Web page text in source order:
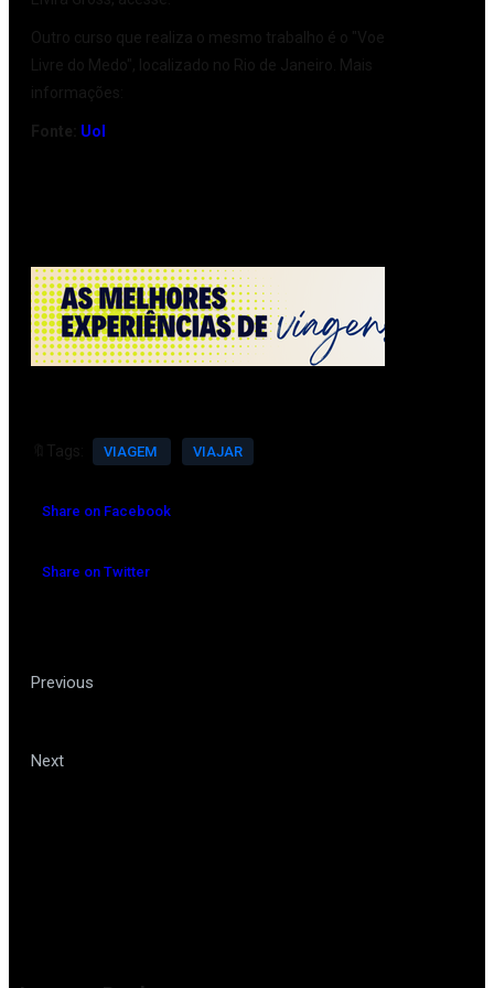
Outro curso que realiza o mesmo trabalho é o "Voe
Livre do Medo", localizado no Rio de Janeiro. Mais
informações:
Fonte: Uol
🔖Tags: VIAGEM VIAJAR
Share on Facebook
Share on Twitter
Previous
Next